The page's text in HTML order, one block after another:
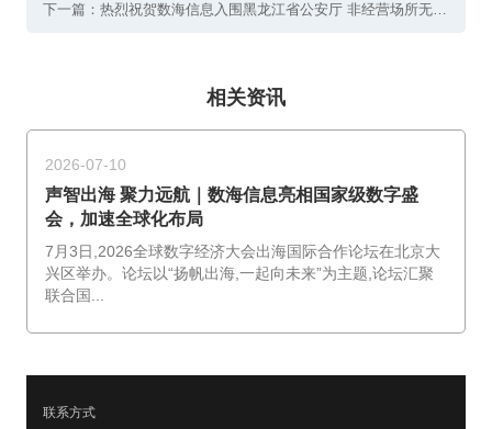
下一篇：热烈祝贺数海信息入围黑龙江省公安厅 非经营场所无线上网安全管控系统平台建设工作
相关资讯
2026-07-10
声智出海 聚力远航｜数海信息亮相国家级数字盛
会，加速全球化布局
7月3日,2026全球数字经济大会出海国际合作论坛在北京大
兴区举办。论坛以“扬帆出海,一起向未来”为主题,论坛汇聚
联合国...
联系方式